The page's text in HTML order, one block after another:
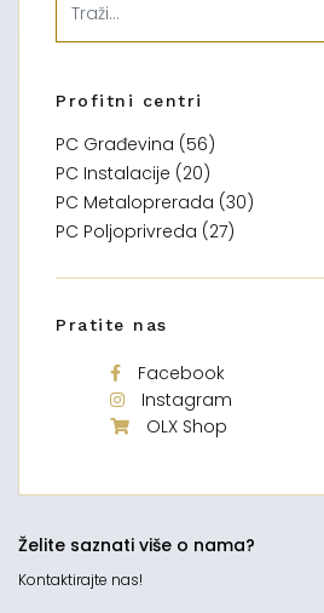
Profitni centri
PC Građevina (56)
PC Instalacije (20)
PC Metaloprerada (30)
PC Poljoprivreda (27)
Pratite nas
Facebook
Instagram
OLX Shop
Želite saznati više o nama?
Kontaktirajte nas!